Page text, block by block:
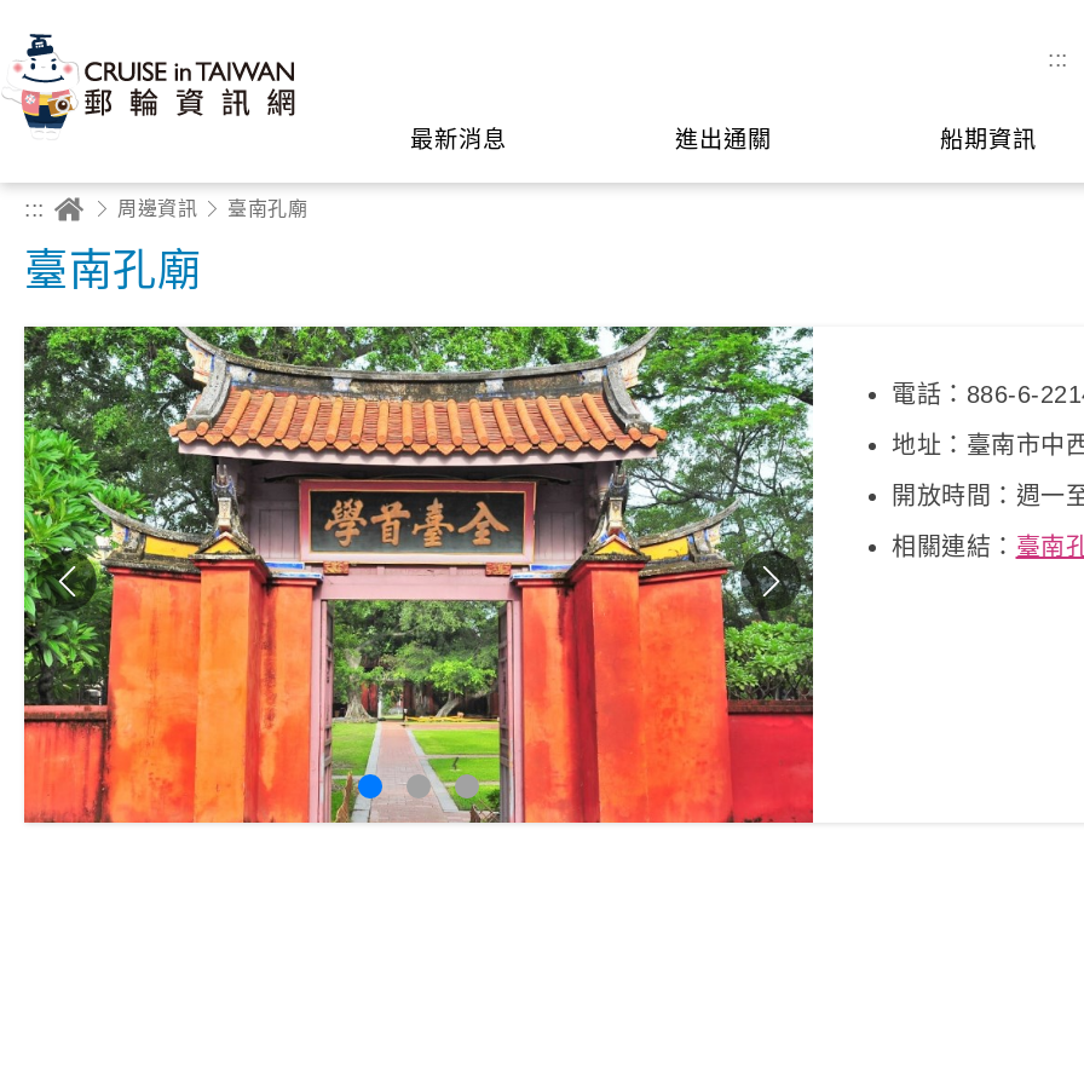
:::
最新消息 進出通關 船期資訊
::: 周邊資訊 臺南孔廟
臺南孔廟
電話：886-6-
地址：臺南市中
開放時間：週一
相關連結： 臺南